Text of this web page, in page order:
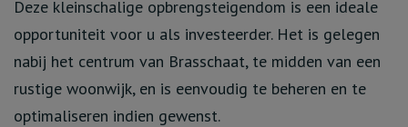
Deze kleinschalige opbrengsteigendom is een ideale
opportuniteit voor u als investeerder. Het is gelegen
nabij het centrum van Brasschaat, te midden van een
rustige woonwijk, en is eenvoudig te beheren en te
optimaliseren indien gewenst.